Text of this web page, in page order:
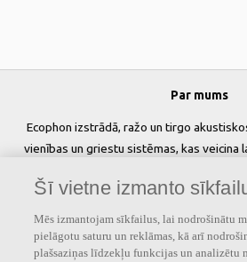
Par mums
Ecophon izstrādā, ražo un tirgo
vienības un griestu sistēmas, kas veicina
people » ir pamatā visam, ko
Sekojiet mums
Šī vietne izmanto
Mēs izmantojam sīkfailus, lai nodrošinātu
pielāgotu saturu un reklāmas, kā arī
plašsaziņas līdzekļu funkcijas un analizētu